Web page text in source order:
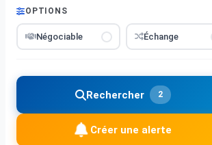
OPTIONS
Négociable Échange
Rechercher 2
Créer une alerte